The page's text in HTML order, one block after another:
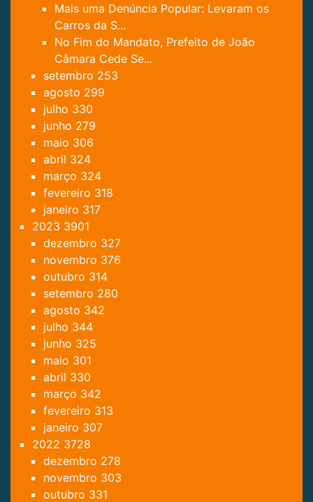
Mais uma Denúncia Popular: Levaram os
Carros da S...
No Fim do Mandato, Prefeito de João
Câmara Cede Se...
setembro 253
agosto 299
julho 330
junho 279
maio 306
abril 324
março 324
fevereiro 318
janeiro 317
2023 3901
dezembro 327
novembro 376
outubro 314
setembro 280
agosto 342
julho 344
junho 325
maio 301
abril 330
março 342
fevereiro 313
janeiro 307
2022 3728
dezembro 278
novembro 303
outubro 331